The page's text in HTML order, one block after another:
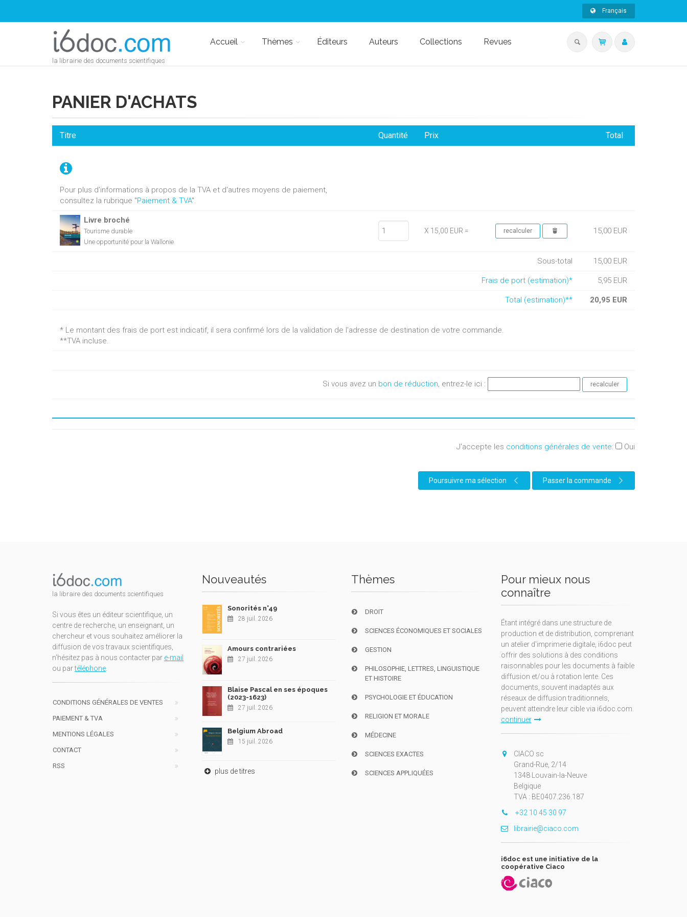
Français
la librairie des documents scientifiques
Accueil Thèmes Éditeurs Auteurs Collections Revues
PANIER D'ACHATS
Pour plus d'informations à propos de la TVA et d'autres moyens de paiement,
consultez la rubrique "Paiement & TVA".
Titre Quantité Prix Total
Livre broché
Tourisme durable
Une opportunité pour la Wallonie
X 15,00 EUR = 15,00 EUR
Sous-total 15,00 EUR
Frais de port (estimation)* 5,95 EUR
Total (estimation)** 20,95 EUR
* Le montant des frais de port est indicatif, il sera confirmé lors de la validation de l'adresse de destination de votre commande.
**TVA incluse.
Si vous avez un bon de réduction, entrez-le ici :
J'accepte les conditions générales de vente: Oui
Poursuivre ma sélection Passer la commande
la libraire des documents scientifiques
Si vous êtes un éditeur scientifique, un
centre de recherche, un enseignant, un
chercheur et vous souhaitez améliorer la
diffusion de vos travaux scientifiques,
n'hésitez pas à nous contacter par e-mail
ou partéléphone.
CONDITIONS GÉNÉRALES DE VENTES
PAIEMENT & TVA
MENTIONS LÉGALES
CONTACT
RSS
Nouveautés
Sonorités n°49
28 juil. 2026
Amours contrariées
27 juil. 2026
Blaise Pascal en ses époques
(2023-1623)
27 juil. 2026
Belgium Abroad
15 juil. 2026
plus de titres
Thèmes
DROIT
SCIENCES ÉCONOMIQUES ET SOCIALES
GESTION
PHILOSOPHIE, LETTRES, LINGUISTIQUE
ET HISTOIRE
PSYCHOLOGIE ET ÉDUCATION
RELIGION ET MORALE
MÉDECINE
SCIENCES EXACTES
SCIENCES APPLIQUÉES
Pour mieux nous
connaître
Étant intégré dans une structure de
production et de distribution, comprenant
un atelier d'imprimerie digitale, i6doc peut
offrir des solutions à des conditions
raisonnables pour les documents à faible
diffusion et/ou à rotation lente. Ces
documents, souvent inadaptés aux
réseaux de diffusion traditionnels,
peuvent atteindre leur cible via i6doc.com.
continuer
CIACO sc
Grand-Rue, 2/14
1348 Louvain-la-Neuve
Belgique
TVA : BE0407.236.187
+32 10 45 30 97
librairie@ciaco.com
i6doc est une initiative de la
coopérative Ciaco